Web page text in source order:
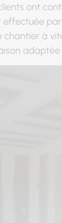
ont
effectuée
à
adaptée